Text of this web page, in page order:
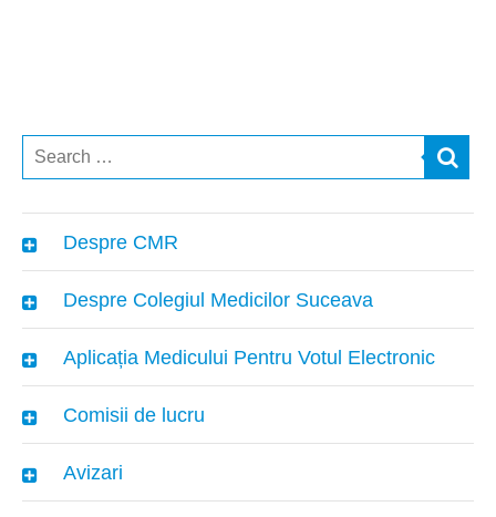
Despre CMR
Despre Colegiul Medicilor Suceava
Aplicația Medicului Pentru Votul Electronic
Comisii de lucru
Avizari